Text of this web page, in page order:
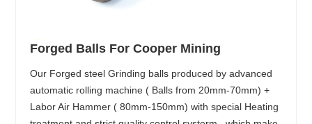
Forged Balls For Cooper Mining
Our Forged steel Grinding balls produced by advanced
automatic rolling machine ( Balls from 20mm-70mm) +
Labor Air Hammer ( 80mm-150mm) with special Heating